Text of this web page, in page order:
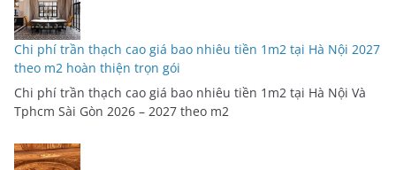
Chi phí trần thạch cao giá bao nhiêu tiền 1m2 tại Hà Nội 2027
theo m2 hoàn thiện trọn gói
Chi phí trần thạch cao giá bao nhiêu tiền 1m2 tại Hà Nội Và
Tphcm Sài Gòn 2026 – 2027 theo m2